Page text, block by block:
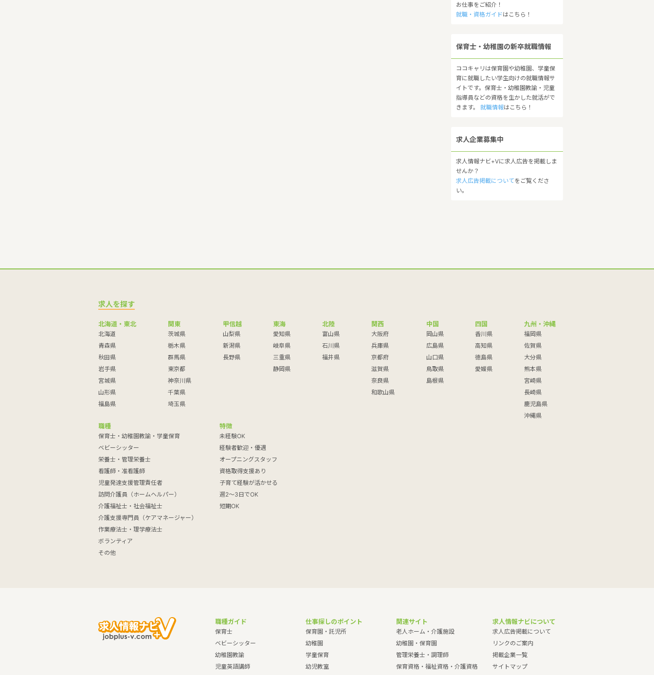
お仕事をご紹介！
就職・資格ガイドはこちら！
保育士・幼稚園の新卒就職情報
ココキャリは保育園や幼稚園、学童保
育に就職したい学生向けの就職情報サ
イトです。保育士・幼稚園教諭・児童
指導員などの資格を生かした就活がで
きます。 就職情報はこちら！
求人企業募集中
求人情報ナビ+Vに求人広告を掲載しま
せんか？
求人広告掲載についてをご覧くださ
い。
求人を探す
北海道・東北
北海道
青森県
秋田県
岩手県
宮城県
山形県
福島県
関東
茨城県
栃木県
群馬県
東京都
神奈川県
千葉県
埼玉県
甲信越
山梨県
新潟県
長野県
東海
愛知県
岐阜県
三重県
静岡県
北陸
富山県
石川県
福井県
関西
大阪府
兵庫県
京都府
滋賀県
奈良県
和歌山県
中国
岡山県
広島県
山口県
鳥取県
島根県
四国
香川県
高知県
徳島県
愛媛県
九州・沖縄
福岡県
佐賀県
大分県
熊本県
宮崎県
長崎県
鹿児島県
沖縄県
職種
保育士・幼稚園教諭・学童保育
ベビーシッター
栄養士・管理栄養士
看護師・准看護師
児童発達支援管理責任者
訪問介護員（ホームヘルパー）
介護福祉士・社会福祉士
介護支援専門員（ケアマネージャー）
作業療法士・理学療法士
ボランティア
その他
特徴
未経験OK
経験者歓迎・優遇
オープニングスタッフ
資格取得支援あり
子育て経験が活かせる
週2～3日でOK
短期OK
職種ガイド
保育士
ベビーシッター
幼稚園教諭
児童英語講師
仕事探しのポイント
保育園・託児所
幼稚園
学童保育
幼児教室
関連サイト
老人ホーム・介護施設
幼稚園・保育園
管理栄養士・調理師
保育資格・福祉資格・介護資格
求人情報ナビについて
求人広告掲載について
リンクのご案内
掲載企業一覧
サイトマップ